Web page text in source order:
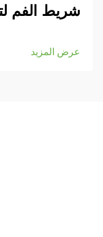
شريط الفم
عرض المزيد